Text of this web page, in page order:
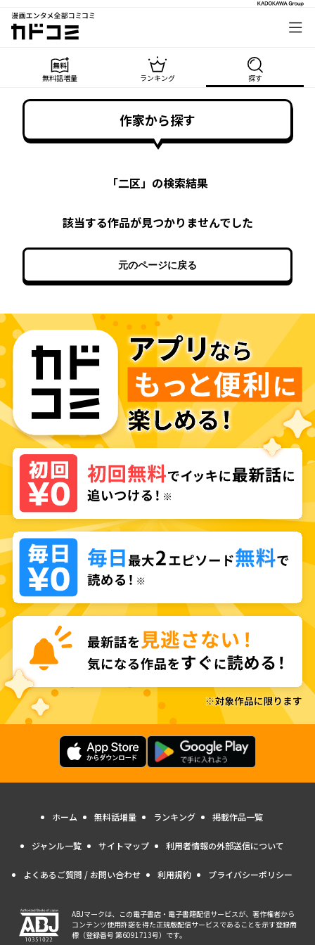
漫画エンタメ全部コミコミ
カドコミ
無料話増量 ランキング 探す
作家から探す
「二区」の検索結果
該当する作品が見つかりませんでした
元のページに戻る
ホーム 無料話増量 ランキング 掲載作品一覧
ジャンル一覧 サイトマップ 利用者情報の外部送信について
よくあるご質問 / お問い合わせ 利用規約 プライバシーポリシー
ABJマークは、この電子書店・電子書籍配信サービスが、著作権者から
コンテンツ使用許諾を得た正規版配信サービスであることを示す登録商
標（登録番号 第6091713号）です。